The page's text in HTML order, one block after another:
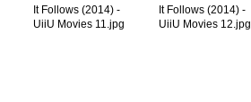
It Follows (2014) -
UiiU Movies 11.jpg
It Follows (2014) -
UiiU Movies 12.jpg